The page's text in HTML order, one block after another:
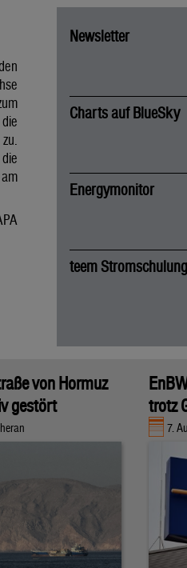
Newsletter
Charts auf BlueSky
Energymonitor
teem Stromschulung
von Hormuz
gestört
trotz
7.